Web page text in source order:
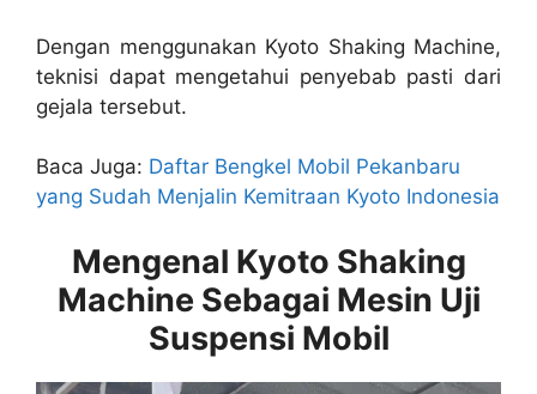
Dengan menggunakan Kyoto Shaking Machine,
teknisi dapat mengetahui penyebab pasti dari
gejala tersebut.
Baca Juga: Daftar Bengkel Mobil Pekanbaru
yang Sudah Menjalin Kemitraan Kyoto Indonesia
Mengenal Kyoto Shaking
Machine Sebagai Mesin Uji
Suspensi Mobil